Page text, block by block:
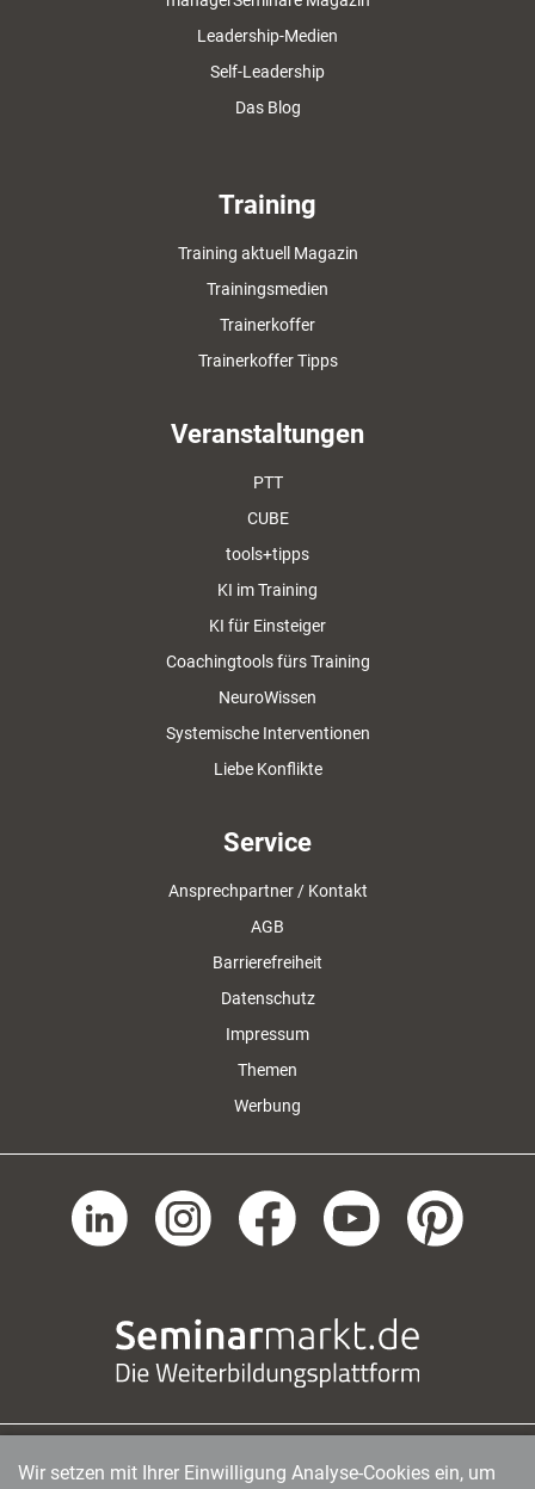
Leadership-Medien
Self-Leadership
Das Blog
Training
Training aktuell Magazin
Trainingsmedien
Trainerkoffer
Trainerkoffer Tipps
Veranstaltungen
PTT
CUBE
tools+tipps
KI im Training
KI für Einsteiger
Coachingtools fürs Training
NeuroWissen
Systemische Interventionen
Liebe Konflikte
Service
Ansprechpartner / Kontakt
AGB
Barrierefreiheit
Datenschutz
Impressum
Themen
Werbung
managerSeminare Verlags GmbH | Endenicher Str. 41
|
Wir setzen mit Ihrer Einwilligung Analyse-Cookies ein, um